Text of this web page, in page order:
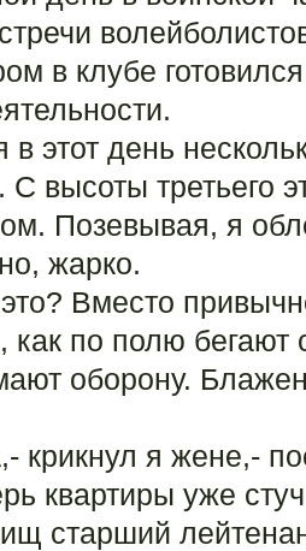
в клубе
в этот день
С высоты третьего
Позевывая, я
жарко.
Вместо
как по полю
оборону.
крикнул я жене,-
квартиры уже
старший